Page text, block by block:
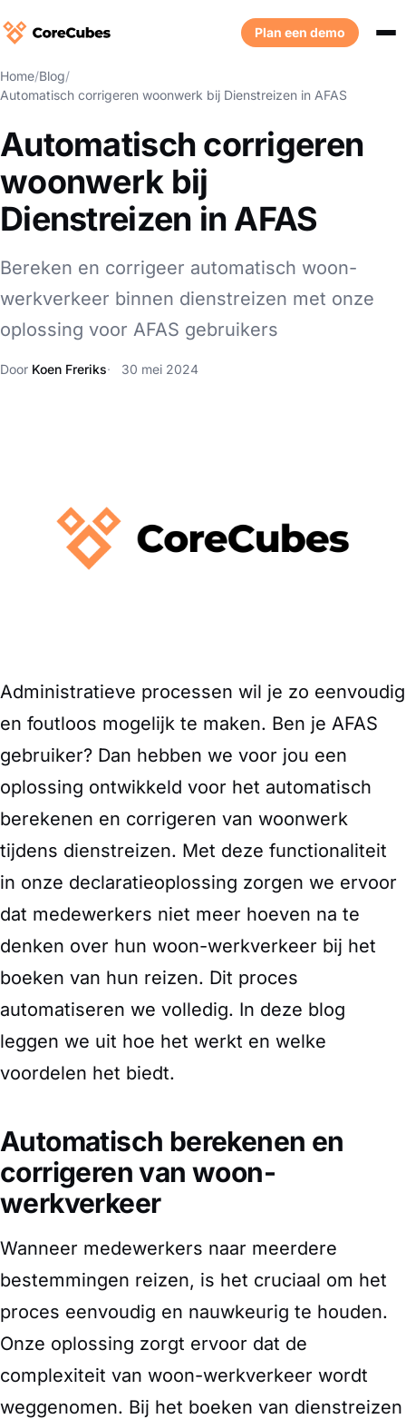
Plan een demo
Home/Blog/
Automatisch corrigeren woonwerk bij Dienstreizen in AFAS
Automatisch corrigeren
woonwerk bij
Dienstreizen in AFAS
Bereken en corrigeer automatisch woon-
werkverkeer binnen dienstreizen met onze
oplossing voor AFAS gebruikers
Door Koen Freriks 30 mei 2024
Administratieve processen wil je zo eenvoudig
en foutloos mogelijk te maken. Ben je AFAS
gebruiker? Dan hebben we voor jou een
oplossing ontwikkeld voor het automatisch
berekenen en corrigeren van woonwerk
tijdens dienstreizen. Met deze functionaliteit
in onze declaratieoplossing zorgen we ervoor
dat medewerkers niet meer hoeven na te
denken over hun woon-werkverkeer bij het
boeken van hun reizen. Dit proces
automatiseren we volledig. In deze blog
leggen we uit hoe het werkt en welke
voordelen het biedt.
Automatisch berekenen en
corrigeren van woon-
werkverkeer
Wanneer medewerkers naar meerdere
bestemmingen reizen, is het cruciaal om het
proces eenvoudig en nauwkeurig te houden.
Onze oplossing zorgt ervoor dat de
complexiteit van woon-werkverkeer wordt
weggenomen. Bij het boeken van dienstreizen